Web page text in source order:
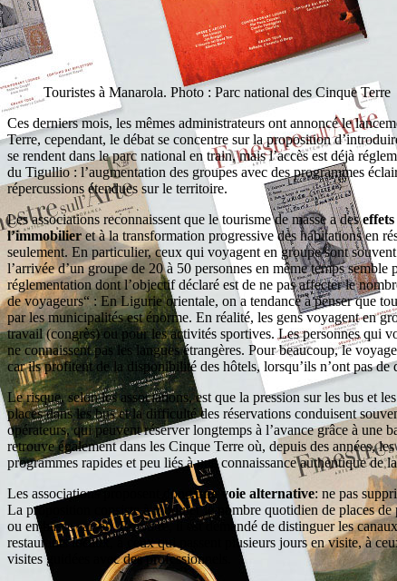
Touristes à Manarola. Photo : Parc national des Cinque Terre
Ces derniers mois, les mêmes administrateurs ont annoncé le
Terre, cependant, le débat se concentre sur la proposition
se rendent dans le parc national en train, mais l’accès est déjà
du Tigullio : l’augmentation des groupes avec des programmes
répercussions étendues sur le territoire.
Les associations reconnaissent que le tourisme de masse a des
l’immobilier et à la transformation progressive des habitations en
seulement. En particulier, ceux qui voyagent en groupe sont
l’arrivée d’un groupe de 20 à 50 personnes en même temps
réglementation dont l’objectif déclaré est de ne pas affecter le
de voyageurs“ : En Ligurie orientale, on a tendance à penser que
par les municipalités est énorme. En réalité, les gens voyagent en
travail (congrès) ou pour les activités sportives. Les personnes qui
ne connaissent pas les langues étrangères. Pour beaucoup, le
car ils profitent de la disponibilité des hôtels, lorsqu’ils n’ont pas
Le risque, selon les associations, est que la pression sur les bus et
places dans les bus et la difficulté des réservations conduisent
opérateurs, qui peuvent réserver longtemps à l’avance grâce à une
retrouve également dans les Cinque Terre où, depuis des années,
programmes rapides et peu liés à une connaissance authentique de
Les associations proposent doncune voie alternative: ne pas
La proposition consiste à moduler le nombre quotidien de places
ou en basse saison. En outre, il est demandé de distinguer les
restaurants locaux, à ceux qui passent plusieurs jours en visite, à
visites guidées avec des professionnels.